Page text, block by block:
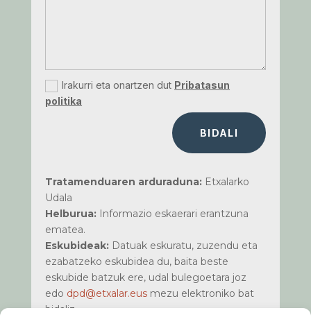
Irakurri eta onartzen dut Pribatasun
politika
BIDALI
Tratamenduaren arduraduna:Etxalarko
Udala
Helburua:Informazio eskaerari erantzuna
ematea.
Eskubideak:Datuak eskuratu, zuzendu eta
ezabatzeko eskubidea du, baita beste
eskubide batzuk ere, udal bulegoetara joz
edo dpd@etxalar.eusmezu elektroniko bat
bidaliz.